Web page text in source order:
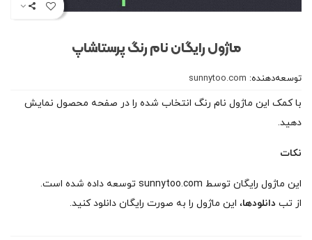
ماژول رایگان نام رنگ پرستاشاپ
توسعه‌دهنده: sunnytoo.com
با کمک این ماژول نام رنگ انتخاب شده را در صفحه محصول نمایش
دهید.
نکات
این ماژول رایگان توسط sunnytoo.com توسعه داده شده است.
از تب دانلودها، این ماژول را به صورت رایگان دانلود کنید.